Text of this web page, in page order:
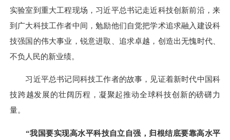
实验室到重大工程现场，习近平总书记走近科技创新前沿，来
到广大科技工作者中间，勉励他们自觉把学术追求融入建设科
技强国的伟大事业，锐意进取、追求卓越，创造出无愧时代、
不负人民的新业绩。
习近平总书记同科技工作者的故事，见证着新时代中国科
技跨越发展的壮阔历程，凝聚起推动全球科技创新的磅礴力
量。
“我国要实现高水平科技自立自强，归根结底要靠高水平